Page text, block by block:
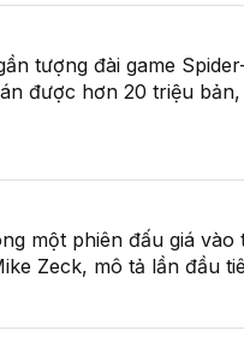
tượng đài game
được hơn 20 triệu
một phiên đấu giá vào
Zeck, mô tả lần đầu